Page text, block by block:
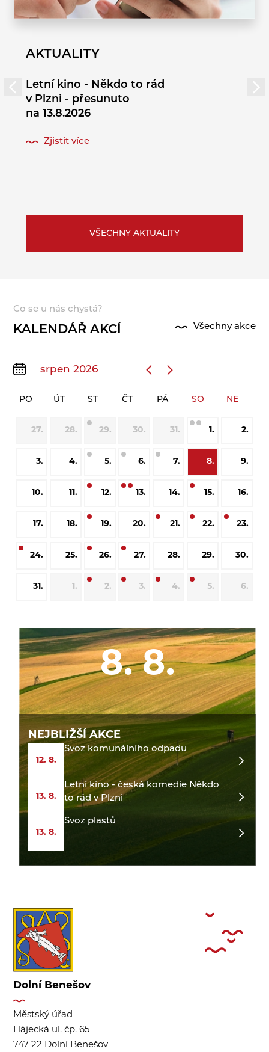
AKTUALITY
Letní kino - Někdo to rád
v Plzni - přesunuto
na 13.8.2026
Zjistit více
VŠECHNY AKTUALITY
Co se u nás chystá?
KALENDÁŘ AKCÍ Všechny akce
srpen 2026
PO ÚT ST ČT PÁ SO NE
27. 28. 29. 30. 31. 1. 2.
3. 4. 5. 6. 7. 8. 9.
10. 11. 12. 13. 14. 15. 16.
17. 18. 19. 20. 21. 22. 23.
24. 25. 26. 27. 28. 29. 30.
31. 1. 2. 3. 4. 5. 6.
8. 8.
NEJBLIŽŠÍ AKCE
12. 8.
Svoz komunálního odpadu
13. 8.
Letní kino - česká komedie Někdo
to rád v Plzni
13. 8.
Svoz plastů
Dolní Benešov
Městský úřad
Hájecká ul. čp. 65
747 22 Dolní Benešov